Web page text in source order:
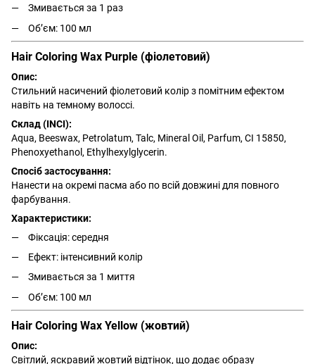
Змивається за 1 раз
Обʼєм: 100 мл
Hair Coloring Wax Purple (фіолетовий)
Опис:
Стильний насичений фіолетовий колір з помітним ефектом
навіть на темному волоссі.
Склад (INCI):
Aqua, Beeswax, Petrolatum, Talc, Mineral Oil, Parfum, CI 15850,
Phenoxyethanol, Ethylhexylglycerin.
Спосіб застосування:
Нанести на окремі пасма або по всій довжині для повного
фарбування.
Характеристики:
Фіксація: середня
Ефект: інтенсивний колір
Змивається за 1 миття
Обʼєм: 100 мл
Hair Coloring Wax Yellow (жовтий)
Опис:
Світлий, яскравий жовтий відтінок, що додає образу